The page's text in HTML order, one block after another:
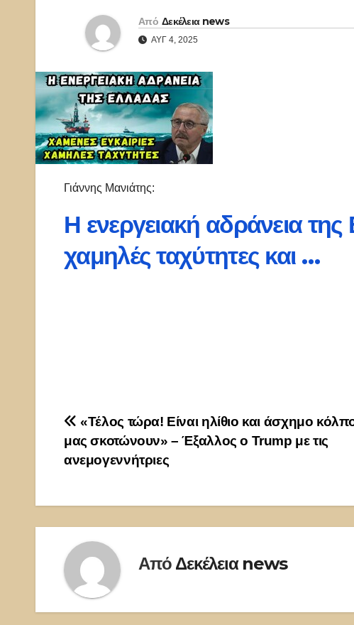
Από Δεκέλεια news
ΑΥΓ 4, 2025
Γιάννης Μανιάτης:
Η ενεργειακή αδράνεια
χαμηλές ταχύτητες και …
Πλοήγηση
άρθρων
«Τέλος τώρα! Είναι ηλίθιο και άσχημο
μας σκοτώνουν» – Έξαλλος ο Trump με τις
ανεμογεννήτριες
Από Δεκέλεια news